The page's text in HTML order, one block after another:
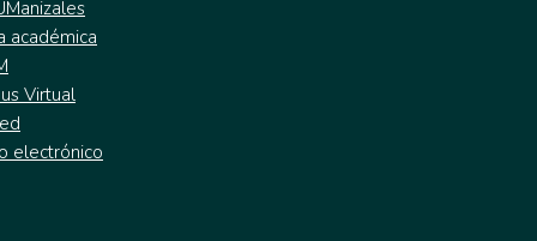
académica
Virtual
electrónico